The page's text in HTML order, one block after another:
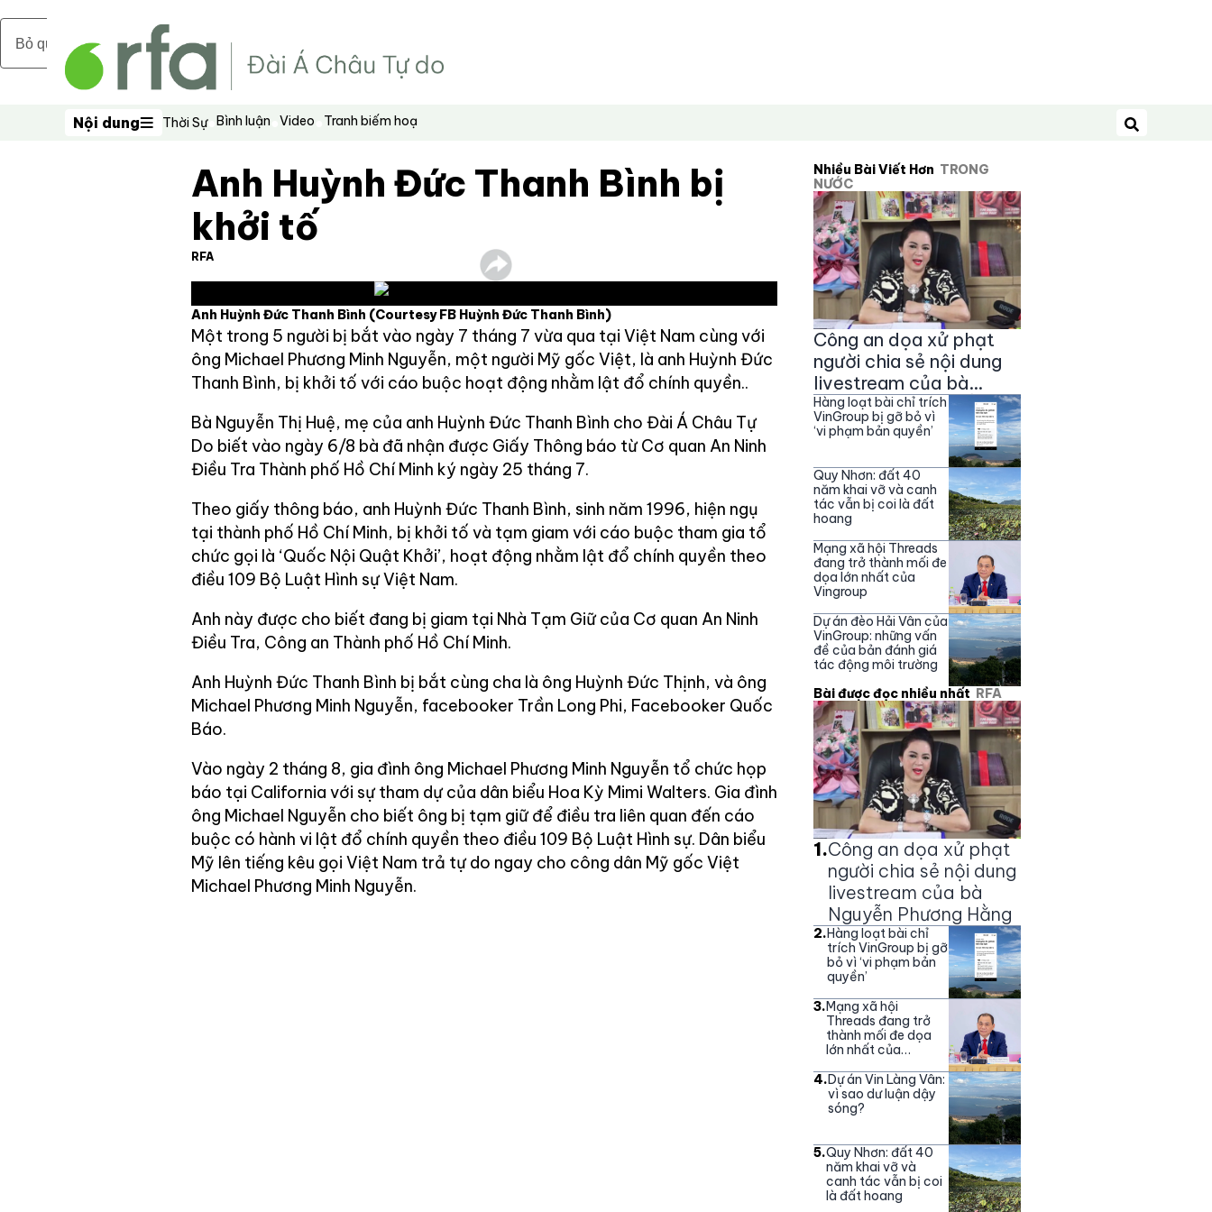
Bỏ qua nội dung chính
Nội dung
Nội dung Thời Sự Bình luận Video Tranh biếm hoạ
Tìm kiếm
Anh Huỳnh Đức Thanh Bình bị
khởi tố
RFA
Anh Huỳnh Đức Thanh Bình (Courtesy FB Huỳnh Đức Thanh Bình)
Một trong 5 người bị bắt vào ngày 7 tháng 7 vừa qua tại Việt Nam cùng với
ông Michael Phương Minh Nguyễn, một người Mỹ gốc Việt, là anh Huỳnh Đức
Thanh Bình, bị khởi tố với cáo buộc hoạt động nhằm lật đổ chính quyền..
Bà Nguyễn Thị Huệ, mẹ của anh Huỳnh Đức Thanh Bình cho Đài Á Châu Tự
Do biết vào ngày 6/8 bà đã nhận được Giấy Thông báo từ Cơ quan An Ninh
Điều Tra Thành phố Hồ Chí Minh ký ngày 25 tháng 7.
Theo giấy thông báo, anh Huỳnh Đức Thanh Bình, sinh năm 1996, hiện ngụ
tại thành phố Hồ Chí Minh, bị khởi tố và tạm giam với cáo buộc tham gia tổ
chức gọi là ‘Quốc Nội Quật Khởi’, hoạt động nhằm lật đổ chính quyền theo
điều 109 Bộ Luật Hình sự Việt Nam.
Anh này được cho biết đang bị giam tại Nhà Tạm Giữ của Cơ quan An Ninh
Điều Tra, Công an Thành phố Hồ Chí Minh.
Anh Huỳnh Đức Thanh Bình bị bắt cùng cha là ông Huỳnh Đức Thịnh, và ông
Michael Phương Minh Nguyễn, facebooker Trần Long Phi, Facebooker Quốc
Báo.
Vào ngày 2 tháng 8, gia đình ông Michael Phương Minh Nguyễn tổ chức họp
báo tại California với sự tham dự của dân biểu Hoa Kỳ Mimi Walters. Gia đình
ông Michael Nguyễn cho biết ông bị tạm giữ để điều tra liên quan đến cáo
buộc có hành vi lật đổ chính quyền theo điều 109 Bộ Luật Hình sự. Dân biểu
Mỹ lên tiếng kêu gọi Việt Nam trả tự do ngay cho công dân Mỹ gốc Việt
Michael Phương Minh Nguyễn.
Nhiều Bài Viết Hơn TRONG
NƯỚC
Công an dọa xử phạt
người chia sẻ nội dung
livestream của bà
Nguyễn Phương Hằng
Hàng loạt bài chỉ trích
VinGroup bị gỡ bỏ vì
‘vi phạm bản quyền’
Quy Nhơn: đất 40
năm khai vỡ và canh
tác vẫn bị coi là đất
hoang
Mạng xã hội Threads
đang trở thành mối đe
dọa lớn nhất của
Vingroup
Dự án đèo Hải Vân của
VinGroup: những vấn
đề của bản đánh giá
tác động môi trường
Bài được đọc nhiều nhất RFA
1.Công an dọa xử phạt
người chia sẻ nội dung
livestream của bà
Nguyễn Phương Hằng
2.Hàng loạt bài chỉ
trích VinGroup bị gỡ
bỏ vì ‘vi phạm bản
quyền’
3.Mạng xã hội
Threads đang trở
thành mối đe dọa
lớn nhất của
4.Dự án Vin Làng Vân:
vì sao dư luận dậy
sóng?
5.Quy Nhơn: đất 40
năm khai vỡ và
canh tác vẫn bị coi
là đất hoang